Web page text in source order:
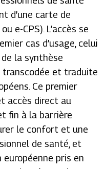
d’une carte de
e-CPS). L’accès se
cas d’usage, celui
la synthèse
transcodée et traduite
Ce premier
accès direct au
fin à la barrière
le confort et une
de santé, et
européenne pris en